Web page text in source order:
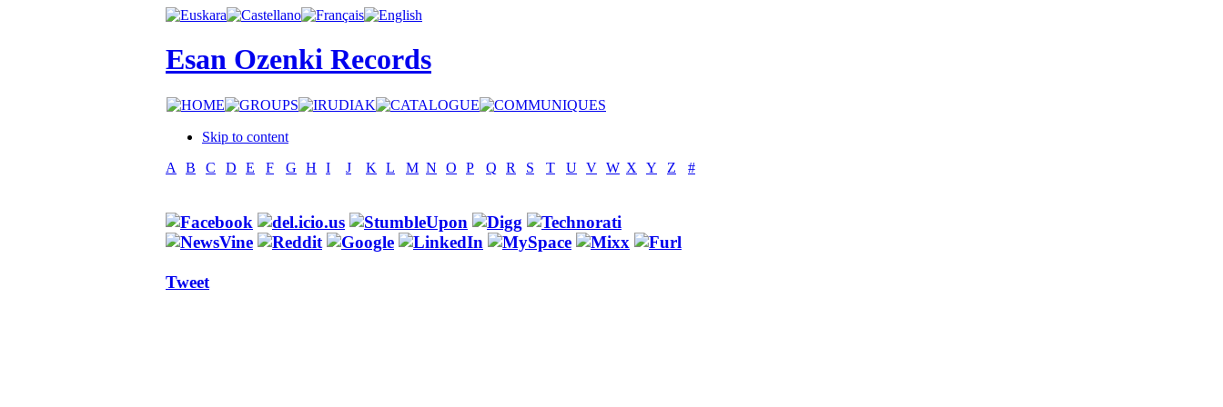
Esan Ozenki Records
Skip to content
A
B C D E F G H I J K L M N O P Q R S T U V W X Y Z #
Tweet